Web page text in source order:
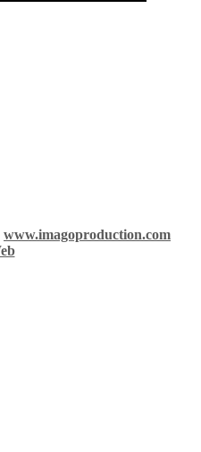
www.imagoproduction.com